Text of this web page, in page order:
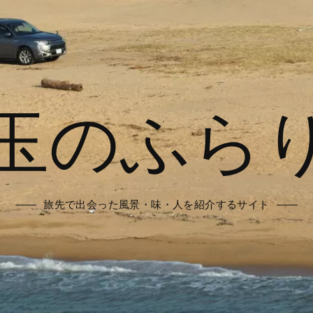
のふら
旅先で出会った風景・味・人を紹介するサイト